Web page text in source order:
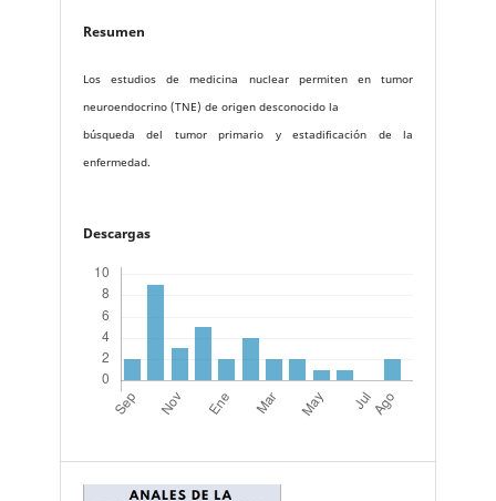
Resumen
Los estudios de medicina nuclear permiten en tumor
neuroendocrino (TNE) de origen desconocido la
búsqueda del tumor primario y estadificación de la
enfermedad.
Descargas